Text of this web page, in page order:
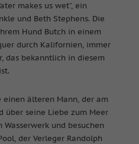
makes us wet“, ein
und Beth Stephens. Die
Hund Butch in einem
durch Kalifornien, immer
das bekanntlich in diesem
älteren Mann, der am
über seine Liebe zum Meer
und besuchen
der Verleger Randolph